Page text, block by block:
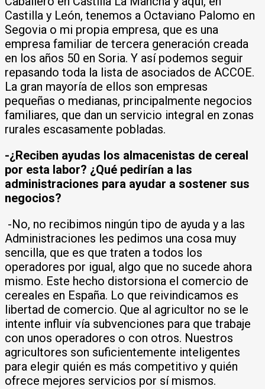
Castilla y León, tenemos a Octaviano Palomo en
Segovia o mi propia empresa, que es una
empresa familiar de tercera generación creada
en los años 50 en Soria. Y así podemos seguir
repasando toda la lista de asociados de ACCOE.
La gran mayoría de ellos son empresas
pequeñas o medianas, principalmente negocios
familiares, que dan un servicio integral en zonas
rurales escasamente pobladas.
-¿Reciben ayudas los almacenistas de cereal
por esta labor? ¿Qué pedirían a las
administraciones para ayudar a sostener sus
negocios?
-No, no recibimos ningún tipo de ayuda y a las
Administraciones les pedimos una cosa muy
sencilla, que es que traten a todos los
operadores por igual, algo que no sucede ahora
mismo. Este hecho distorsiona el comercio de
cereales en España. Lo que reivindicamos es
libertad de comercio. Que al agricultor no se le
intente influir vía subvenciones para que trabaje
con unos operadores o con otros. Nuestros
agricultores son suficientemente inteligentes
para elegir quién es más competitivo y quién
ofrece mejores servicios por sí mismos.